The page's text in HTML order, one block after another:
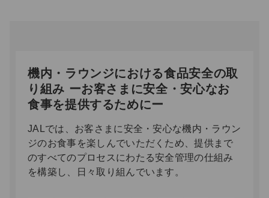
機内・ラウンジにおける食品安全の取
り組み ーお客さまに安全・安心なお
食事を提供するためにー
JALでは、お客さまに安全・安心な機内・ラウン
ジのお食事を楽しんでいただくため、提供まで
のすべてのプロセスにわたる安全管理の仕組み
を構築し、日々取り組んでいます。